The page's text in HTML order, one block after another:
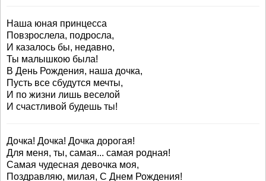
Наша юная принцесса
Повзрослела, подросла,
И казалось бы, недавно,
Ты малышкою была!
В День Рождения, наша дочка,
Пусть все сбудутся мечты,
И по жизни лишь веселой
И счастливой будешь ты!
Дочка! Дочка! Дочка дорогая!
Для меня, ты, самая... самая родная!
Самая чудесная девочка моя,
Поздравляю, милая, С Днем Рождения!